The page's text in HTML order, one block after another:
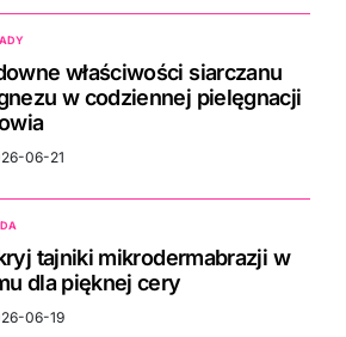
właściwości siarczanu
w codziennej pielęgnacji
06-21
tajniki mikrodermabrazji w
dla pięknej cery
06-19